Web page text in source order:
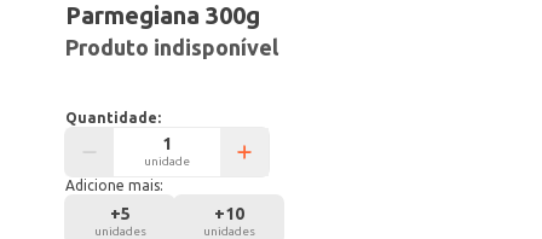
Parmegiana 300g
Produto indisponível
Quantidade:
unidade
Adicione mais:
+5
unidades
+10
unidades